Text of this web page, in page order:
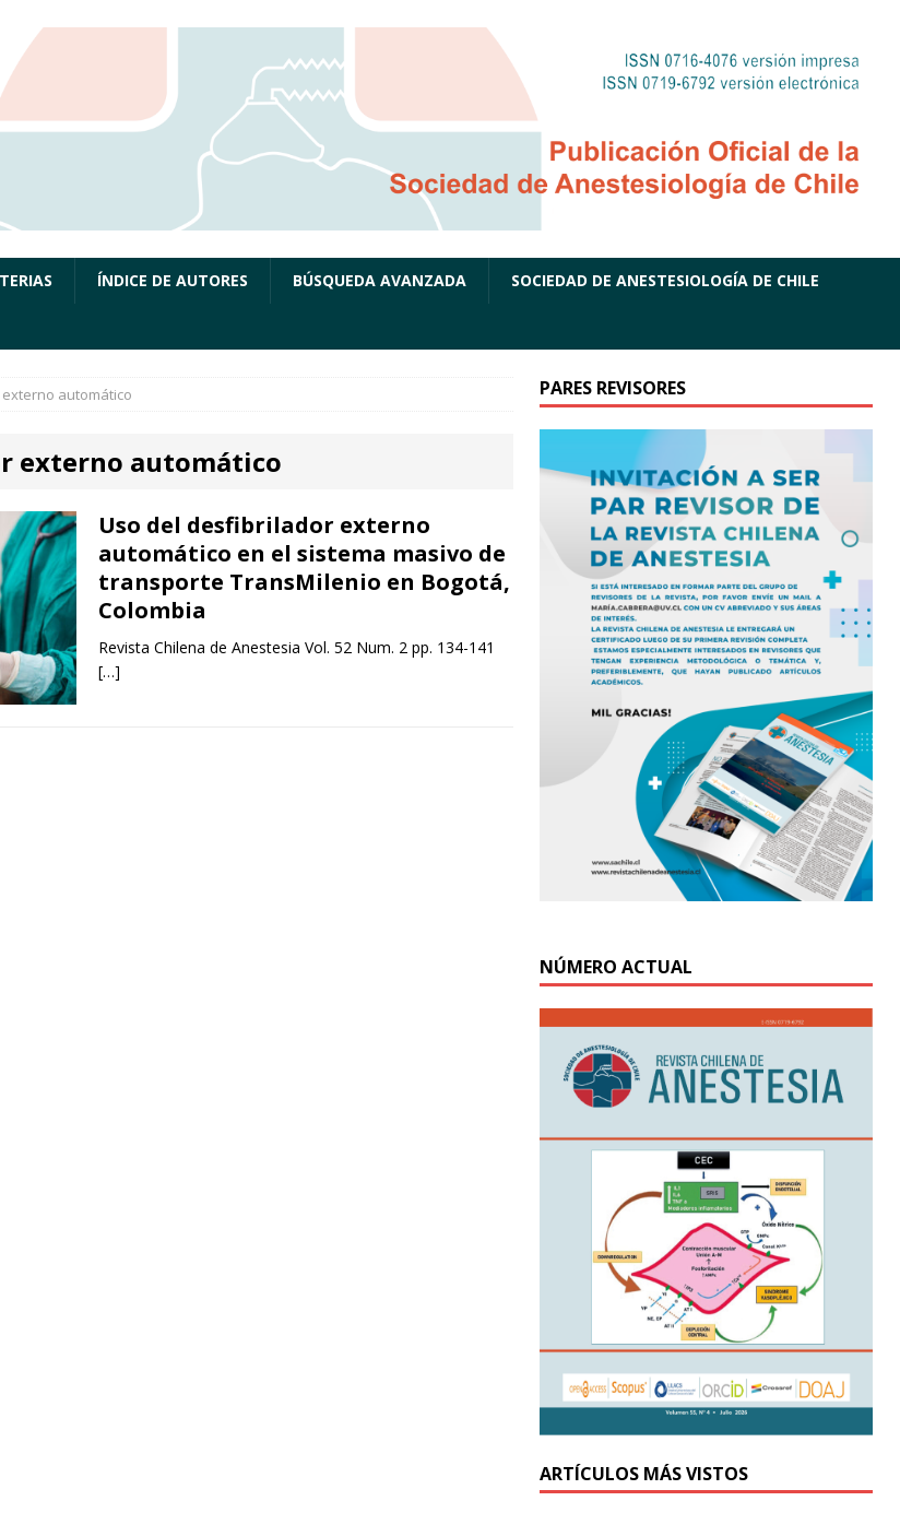
ÍNDICE DE AUTORES BÚSQUEDA AVANZADA SOCIEDAD DE ANESTESIOLOGÍA DE CHILE
automático
externo automático
Uso del desfibrilador externo
automático en el sistema masivo de
transporte TransMilenio en Bogotá,
Colombia
Revista Chilena de Anestesia Vol. 52 Num. 2 pp. 134-141
[…]
PARES REVISORES
NÚMERO ACTUAL
ARTÍCULOS MÁS VISTOS